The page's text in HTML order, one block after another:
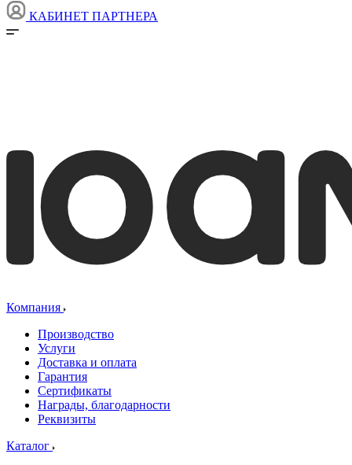
КАБИНЕТ ПАРТНЕРА
Компания
Производство
Услуги
Доставка и оплата
Гарантия
Сертификаты
Награды, благодарности
Реквизиты
Каталог